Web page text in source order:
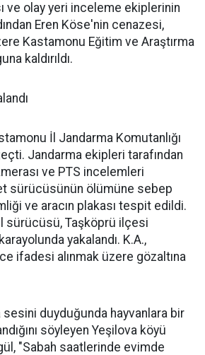
ve olay yeri inceleme ekiplerinin
Eren Köse'nin cenazesi,
Kastamonu Eğitim ve Araştırma
kaldırıldı.
İl Jandarma Komutanlığı
Jandarma ekipleri tarafından
ve PTS incelemleri
sürücüsünün ölümüne sebep
ve aracın plakası tespit edildi.
sürücüsü, Taşköprü ilçesi
yakalandı. K.A.,
ifadesi alınmak üzere gözaltına
sesini duyduğunda hayvanlara bir
söyleyen Yeşilova köyü
"Sabah saatlerinde evimde